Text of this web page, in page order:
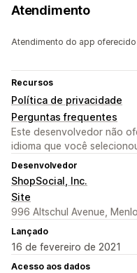
Atendimento
Atendimento do app
Recursos
Política de privacidade
Perguntas frequentes
Este desenvolvedor não
idioma que você
Desenvolvedor
ShopSocial, Inc.
Site
996 Altschul Avenue,
Lançado
16 de fevereiro de 2021
Acesso aos dados